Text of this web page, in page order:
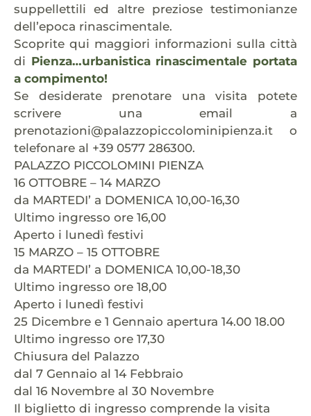
suppellettili ed altre preziose testimonianze
dell’epoca rinascimentale.
Scoprite qui maggiori informazioni sulla città
di Pienza…urbanistica rinascimentale portata
a compimento!
Se desiderate prenotare una visita potete
scrivere una email a
prenotazioni@palazzopiccolominipienza.it o
telefonare al +39 0577 286300.
PALAZZO PICCOLOMINI PIENZA
16 OTTOBRE – 14 MARZO
da MARTEDI’ a DOMENICA 10,00-16,30
Ultimo ingresso ore 16,00
Aperto i lunedì festivi
15 MARZO – 15 OTTOBRE
da MARTEDI’ a DOMENICA 10,00-18,30
Ultimo ingresso ore 18,00
Aperto i lunedì festivi
25 Dicembre e 1 Gennaio apertura 14.00 18.00
Ultimo ingresso ore 17,30
Chiusura del Palazzo
dal 7 Gennaio al 14 Febbraio
dal 16 Novembre al 30 Novembre
Il biglietto di ingresso comprende la visita